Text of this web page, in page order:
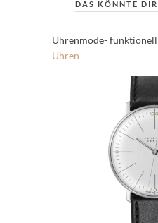
DAS KÖNNTE
Uhrenmode-
Uhren